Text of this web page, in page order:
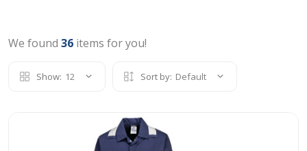
We found 36 items for you!
Show: 12 Sort by: Default